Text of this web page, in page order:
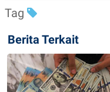
K
P
P
E
R
D
E
R
T
I
Tag
Berita Terkait